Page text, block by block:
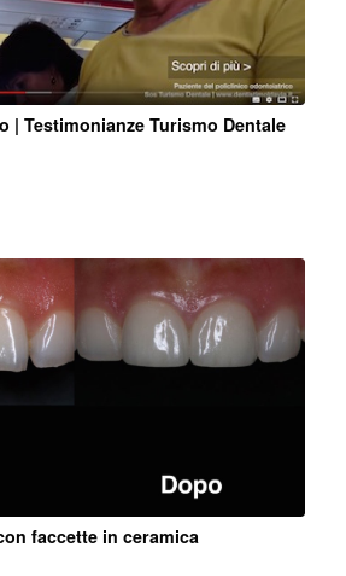
| Testimonianze Turismo Dentale
faccette in ceramica